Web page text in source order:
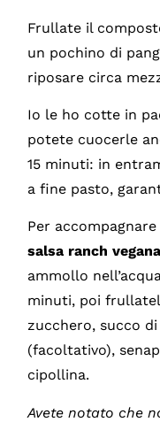
Frullate il
un pochino di
riposare circa
Io le ho cotte in
potete cuocerle
15 minuti: in
a fine pasto,
Per
salsa ranch vegana
ammollo
minuti, poi
zucchero, succo
(facoltativo),
cipollina.
Avete notato che